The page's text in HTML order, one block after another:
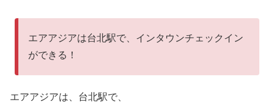
エアアジアは台北駅で、インタウンチェックイン
ができる！
エアアジアは、台北駅で、